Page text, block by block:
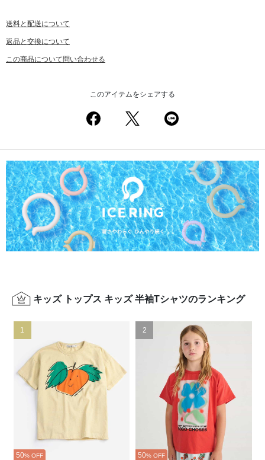
送料と配送について
返品と交換について
この商品について問い合わせる
このアイテムをシェアする
キッズ トップス キッズ 半袖Tシャツのランキング
1
50% OFF
2
50% OFF